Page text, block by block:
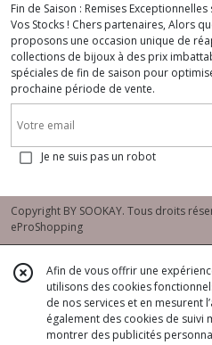
Fin de Saison : Remises
Vos Stocks ! Chers partenaires, Alors
proposons une occasion unique de
collections de bijoux à des prix
spéciales de fin de saison pour
prochaine période de vente.
Je ne suis pas un robot
Copyright BY SOOKAY. Tous droits
eProShopping
Afin de vous offrir une
utilisons des cookies
de nos services et en mesurent
également des cookies de suivi
montrer des publicités